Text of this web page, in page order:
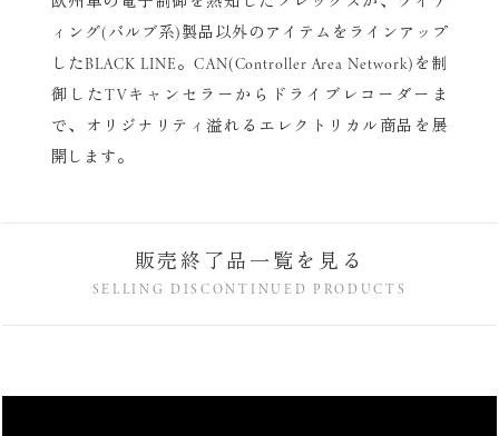
ィング(バルブ系)製品以外のアイテムをラインアップ
したBLACK LINE。 CAN(Controller Area Network)を制
御したTVキャンセラーからドライブレコーダーま
で、
オリジナリティ溢れるエレクトリカル商品を展
開します。
販売終了品一覧を見る
SELLING DISCONTINUED PRODUCTS